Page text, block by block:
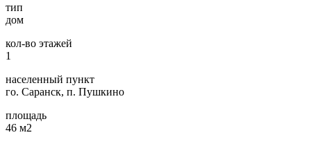
тип
дом
кол-во этажей
1
населенный пункт
го. Саранск, п. Пушкино
площадь
46 м2